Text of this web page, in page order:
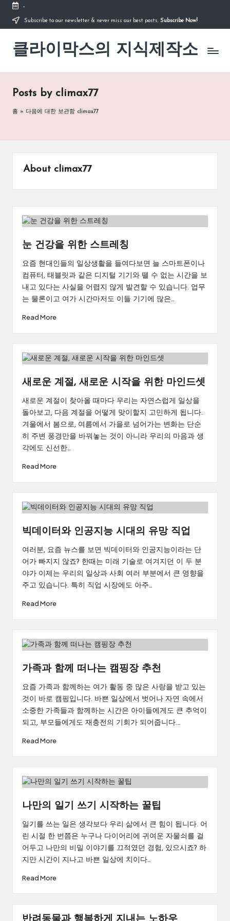
Skip
content
-
Subscribe to our newsletter & never miss our best posts. Subscribe Now!
클라이막스의 지식제작소
Posts by climax77
홈 » 다음에 대한 보관함 climax77
About climax77
눈 건강을 위한 스트레칭
요즘 현대인들의 일상생활을 들여다보면 늘 스마트폰이나
컴퓨터, 태블릿과 같은 디지털 기기와 뗄 수 없는 시간을 보
내고 있다는 사실을 어렵지 않게 발견할 수 있습니다. 업무
는 물론이고 여가 시간마저도 이들 기기에 많은…
Read More
새로운 계절, 새로운 시작을 위한 마인드셋
새로운 계절이 찾아올 때마다 우리는 자연스럽게 일상을
돌아보고, 다음 계절을 어떻게 맞이할지 고민하게 됩니다.
겨울에서 봄으로, 여름에서 가을로 넘어가는 변화는 단순
히 주변 풍경만을 바꿔놓는 것이 아니라 우리의 마음과 생
각에도 신선한…
Read More
빅데이터와 인공지능 시대의 유망 직업
여러분, 요즘 뉴스를 보면 빅데이터와 인공지능이라는 단
어가 빠지지 않죠? 한때는 미래 기술로 여겨지던 이 두 분
야가 이제는 우리의 일상과 사회 여러 부분에서 큰 영향을
주고 있습니다. 특히 직업 시장에도 아주…
Read More
가족과 함께 떠나는 캠핑장 추천
요즘 가족과 함께하는 여가 활동 중 많은 사랑을 받고 있는
것이 바로 캠핑입니다. 바쁜 일상에서 벗어나 자연 속에서
소중한 가족들과 함께하는 시간은 아이들에게도 큰 추억이
되고, 부모들에게도 재충전의 기회가 되어줍니다.…
Read More
나만의 일기 쓰기 시작하는 꿀팁
일기를 쓰는 일은 생각보다 우리 삶에서 큰 힘이 됩니다. 어
린 시절 한 번쯤은 누구나 다이어리에 귀여운 자물쇠를 걸
어두고 나만의 비밀 이야기를 끄적였던 경험, 있으시죠? 하
지만 시간이 지나고 바쁜 일상에 치이다…
Read More